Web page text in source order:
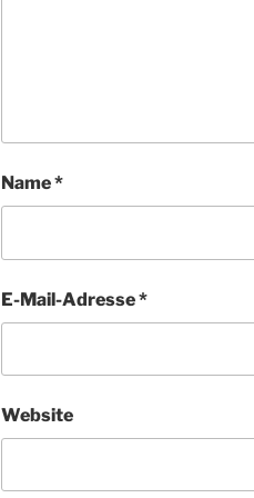
Name*
E-Mail-Adresse*
Website